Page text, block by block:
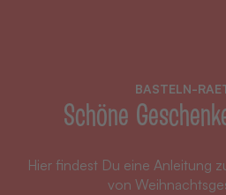
BASTELN-
Schöne
Hier findest Du eine Anleitung
von